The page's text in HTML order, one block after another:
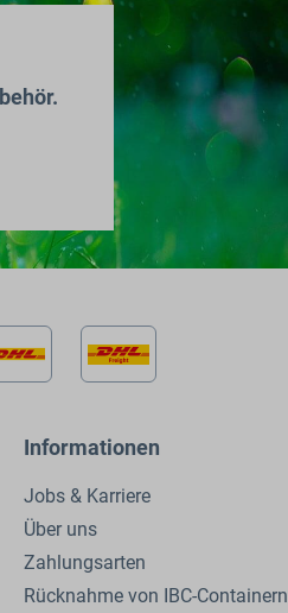
Informationen
Jobs & Karriere
Über uns
Zahlungsarten
Rücknahme von IBC-Containern